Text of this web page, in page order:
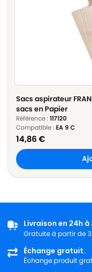
Sacs aspirateur
sacs en Papier
Référence : 117120
Compatible : EA 9 C
14,86€
Livraison en 24h à
Gratuite à partir de
Échange gratuit.
Échange produit